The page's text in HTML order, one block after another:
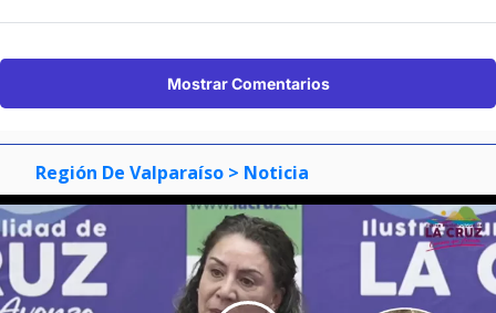
Mostrar Comentarios
Región De Valparaíso > Noticia